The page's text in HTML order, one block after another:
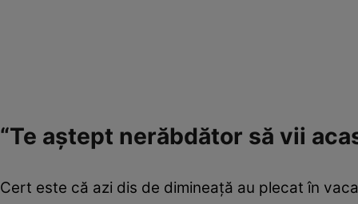
“Te aștept nerăbdător să vii
Cert este că azi dis de dimineață au plecat în